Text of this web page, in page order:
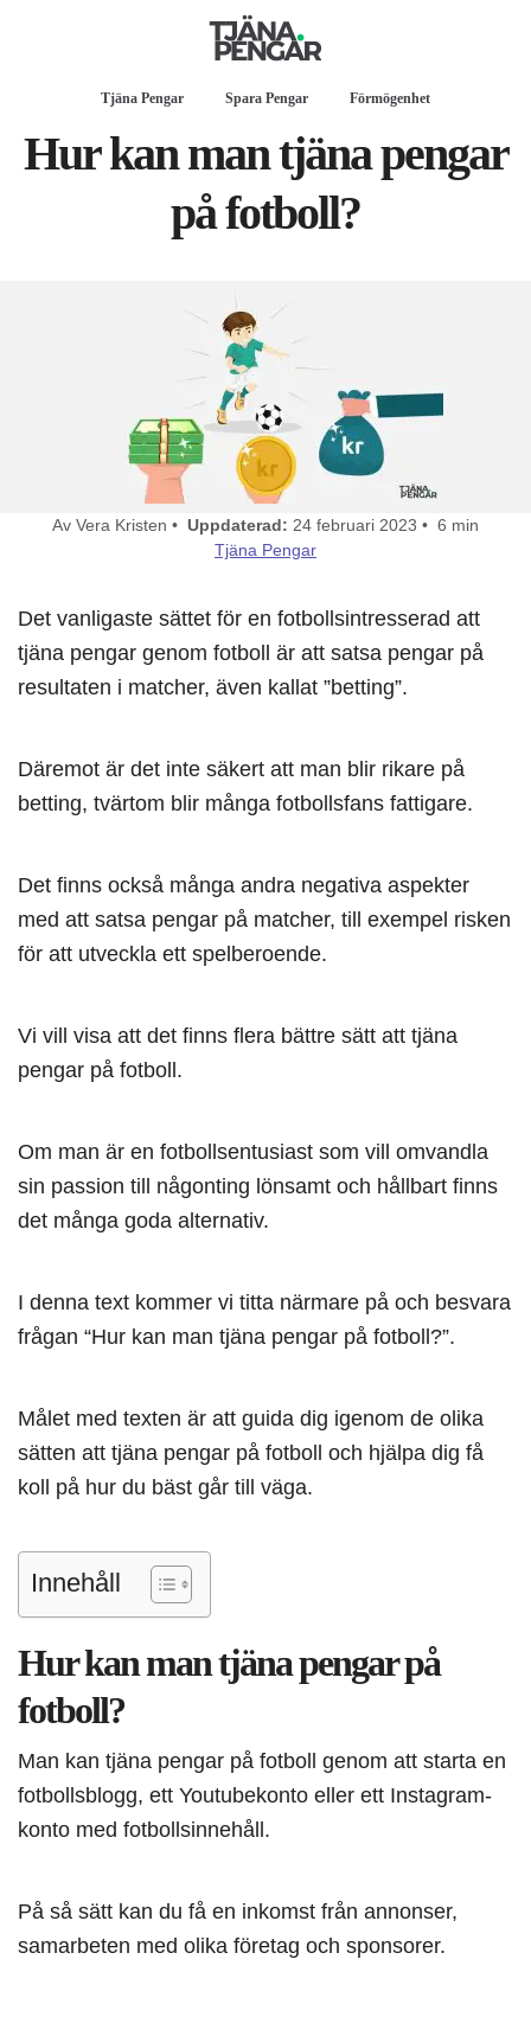
Tjäna Pengar Spara Pengar Förmögenhet
Hur kan man tjäna pengar
på fotboll?
Av Vera Kristen • Uppdaterad: 24 februari 2023 • 6 min
Tjäna Pengar
Det vanligaste sättet för en fotbollsintresserad att
tjäna pengar genom fotboll är att satsa pengar på
resultaten i matcher, även kallat ”betting”.
Däremot är det inte säkert att man blir rikare på
betting, tvärtom blir många fotbollsfans fattigare.
Det finns också många andra negativa aspekter
med att satsa pengar på matcher, till exempel risken
för att utveckla ett spelberoende.
Vi vill visa att det finns flera bättre sätt att tjäna
pengar på fotboll.
Om man är en fotbollsentusiast som vill omvandla
sin passion till någonting lönsamt och hållbart finns
det många goda alternativ.
I denna text kommer vi titta närmare på och besvara
frågan “Hur kan man tjäna pengar på fotboll?”.
Målet med texten är att guida dig igenom de olika
sätten att tjäna pengar på fotboll och hjälpa dig få
koll på hur du bäst går till väga.
Innehåll
Hur kan man tjäna pengar på
fotboll?
Man kan tjäna pengar på fotboll genom att starta en
fotbollsblogg, ett Youtubekonto eller ett Instagram-
konto med fotbollsinnehåll.
På så sätt kan du få en inkomst från annonser,
samarbeten med olika företag och sponsorer.